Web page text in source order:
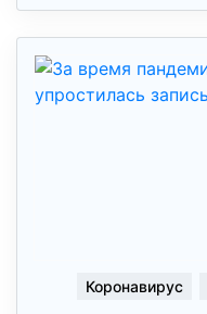
Коронавирус